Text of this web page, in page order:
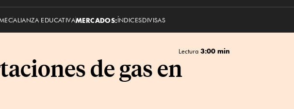
ALIANZA EDUCATIVAMERCADOS:ÍNDICESDIVISAS
Lectura 3:00 min
de gas en